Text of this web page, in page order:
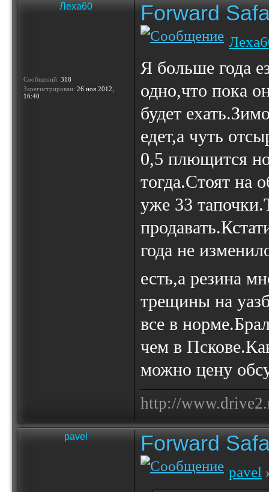
Леха60
Сообщений: 318
Зарегистрирован: 26 ноя 2012,
16:40
Forward
Я больше года
одно,что пока
будет
едет,а чуть
0,5 плющится
тогда.Стоят на
уже 33
года не
есть,а резина
трещины на
все в
чем в
можно цену
http://
pavel Forward
pavel